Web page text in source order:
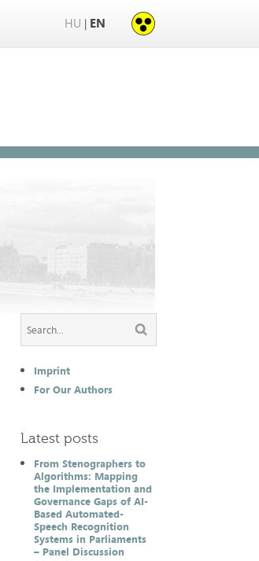
HU | EN
Imprint
For Our Authors
Latest posts
From Stenographers to
Algorithms: Mapping
the Implementation and
Governance Gaps of AI-
Based Automated-
Speech Recognition
Systems in Parliaments
– Panel Discussion